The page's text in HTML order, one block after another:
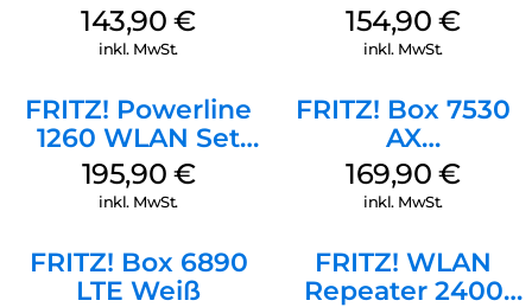
Die neuesten Technologien:
Die leistungsstarke Hardware der FRITZ!Box 5590 Fiber
unglaublich schnellem Wi-Fi 6 gibt es auch vier Gigabit-
LAN-Ports – der 2,5-Gigabit-WAN-Port lässt sich als 2,5-
Gigabit-LAN-Port konfigurieren . An die beiden USB-3.0-
Schnittstellen können Sie Festplatten für den FRITZ!NAS-
Netzwerkspeicher anschließen oder Drucker im Netzwerk
Telefonieren macht Spaß:
Die leistungsstarke Telefonanlage der FRITZ!Box 5590 Fiber
(Tarifvermarktung)
Weiß
143,90€
inkl. MwSt.
Tarifvermarktung)
Weiß
154,90€
inkl. MwSt.
FRITZ! Powerline
1260 WLAN Set
Weiß
195,90 €
inkl. MwSt.
FRITZ! Box 7530
AX
(Tarifvermarktung)
Weiß
169,90€
inkl. MwSt.
FRITZ! Box 6890
LTE Weiß
FRITZ! WLAN
Repeater 2400